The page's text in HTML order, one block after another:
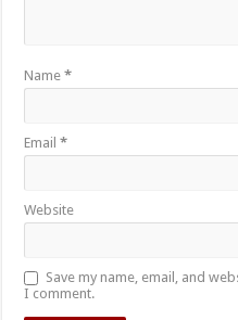
Name*
Email*
Website
Save my name, email, and
I comment.